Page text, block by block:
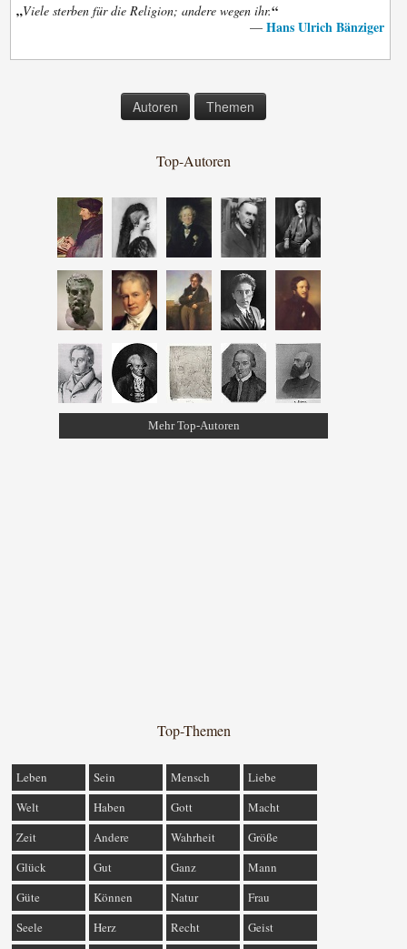
„Viele sterben für die Religion; andere wegen ihr.“
— Hans Ulrich Bänziger
Autoren Themen
Top-Autoren
Mehr Top-Autoren
Top-Themen
Leben Sein Mensch
Liebe
Welt
Haben Gott
Macht
Zeit
Andere Wahrheit
Größe
Glück
Gut Ganz
Mann
Güte
Können Natur
Frau
Seele
Herz Recht Geist